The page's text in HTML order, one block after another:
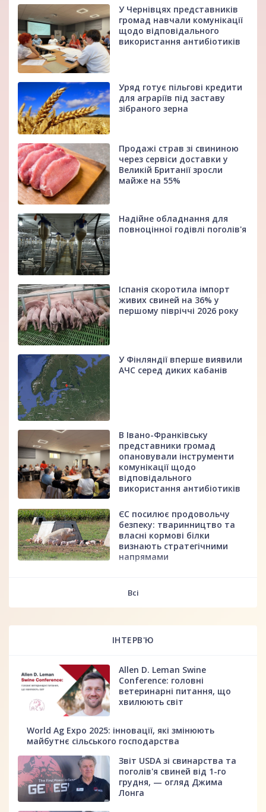
У Чернівцях представників
громад навчали комунікації
щодо відповідального
використання антибіотиків
Уряд готує пільгові кредити
для аграріїв під заставу
зібраного зерна
Продажі страв зі свининою
через сервіси доставки у
Великій Британії зросли
майже на 55%
Надійне обладнання для
повноцінної годівлі поголів'я
Іспанія скоротила імпорт
живих свиней на 36% у
першому півріччі 2026 року
У Фінляндії вперше виявили
АЧС серед диких кабанів
В Івано-Франківську
представники громад
опановували інструменти
комунікації щодо
відповідального
використання антибіотиків
ЄС посилює продовольчу
безпеку: тваринництво та
власні кормові білки
визнають стратегічними
напрямами
Всі
ІНТЕРВ'Ю
Allen D. Leman Swine
Conference: головні
ветеринарні питання, що
хвилюють світ
World Ag Expo 2025: інновації, які змінюють
майбутнє сільського господарства
Звіт USDA зі свинарства та
поголів'я свиней від 1-го
грудня, — огляд Джима
Лонга